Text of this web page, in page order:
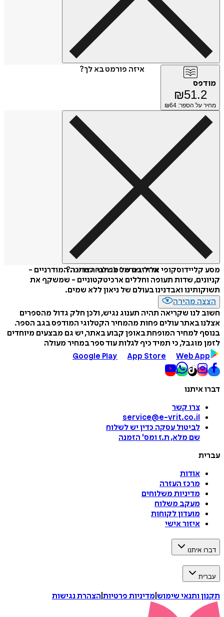
איזה פורמט בא לך?
מודפס
₪51.2
מחיר על הספר: ₪ 64
איזה פורמט לשלוח כמתנה?
מסע קליידוסקופי אל ליבם של מרחבי הצריכה המודרניים -
קניונים, שדות תעופה וחללים ארכיטקטוניים - שמשקף את
תשוקותינו ואבדנינו בעולם של ניאון ללא שמים.
הצצה מהירה
חשוב לנו שקריאה תהיה תענוג נגיש, ולכן חלק גדול מהספרים
אצלנו באתר עולים פחות מהמחיר הקטלוגי המודפס בגב הספר.
בנוסף למחיר המופחת באופן קבוע באתר, יש גם מבצעים מיוחדים
לזמן מוגבל, כי תמיד כיף לגלות עוד ספר במחיר מעולה
Google Play
App Store Web App
דברו איתנו
צרו קשר
service@e-vrit.co.il
לביטול עסקה כדין יש לשלוח
שם מלא, ת.ז ומס' הזמנה
עברית
אודות
מרכז העזרה
מדיניות משלוחים
מעקב משלוח
מועדון לקוחות
איזור אישי
דברו איתנו
עברית
תקנון ותנאי שימוש מדיניות פרטיות הצהרת נגישות